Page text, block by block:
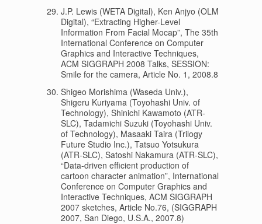
J.P. Lewis (WETA Digital), Ken Anjyo (OLM
Digital), “Extracting Higher-Level
Information From Facial Mocap”, The 35th
International Conference on Computer
Graphics and Interactive Techniques,
ACM SIGGRAPH 2008 Talks, SESSION:
Smile for the camera, Article No. 1, 2008.8
Shigeo Morishima (Waseda Univ.),
Shigeru Kuriyama (Toyohashi Univ. of
Technology), Shinichi Kawamoto (ATR-
SLC), Tadamichi Suzuki (Toyohashi Univ.
of Technology), Masaaki Taira (Trilogy
Future Studio Inc.), Tatsuo Yotsukura
(ATR-SLC), Satoshi Nakamura (ATR-SLC),
“Data-driven efficient production of
cartoon character animation”, International
Conference on Computer Graphics and
Interactive Techniques, ACM SIGGRAPH
2007 sketches, Article No.76, (SIGGRAPH
2007, San Diego, U.S.A., 2007.8)